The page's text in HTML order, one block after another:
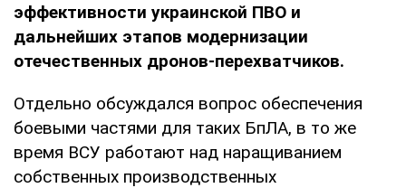
эффективности украинской ПВО и
дальнейших этапов модернизации
отечественных дронов-перехватчиков.
Отдельно обсуждался вопрос обеспечения
боевыми частями для таких БпЛА, в то же
время ВСУ работают над наращиванием
собственных производственных